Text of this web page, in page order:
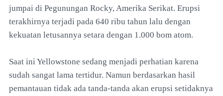
jumpai di Pegunungan Rocky, Amerika Serikat. Erupsi
terakhirnya terjadi pada 640 ribu tahun lalu dengan
kekuatan letusannya setara dengan 1.000 bom atom.
Saat ini Yellowstone sedang menjadi perhatian karena
sudah sangat lama tertidur. Namun berdasarkan hasil
pemantauan tidak ada tanda-tanda akan erupsi setidaknya